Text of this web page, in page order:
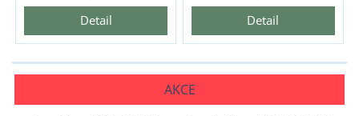
Detail Detail
AKCE